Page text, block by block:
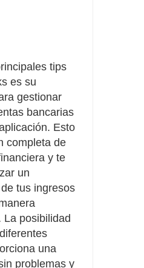
tips
es su
gestionar
bancarias
Esto
completa de
y te
un
tus ingresos
La posibilidad
una
problemas y